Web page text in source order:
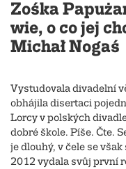
Zośka
wie, o co jej
Michał Nogaś
Vystudovala divadelní
obhájila disertaci
Lorcy v polských
dobré škole. Píše. Čte.
je dlouhý, v čele se
2012 vydala svůj první